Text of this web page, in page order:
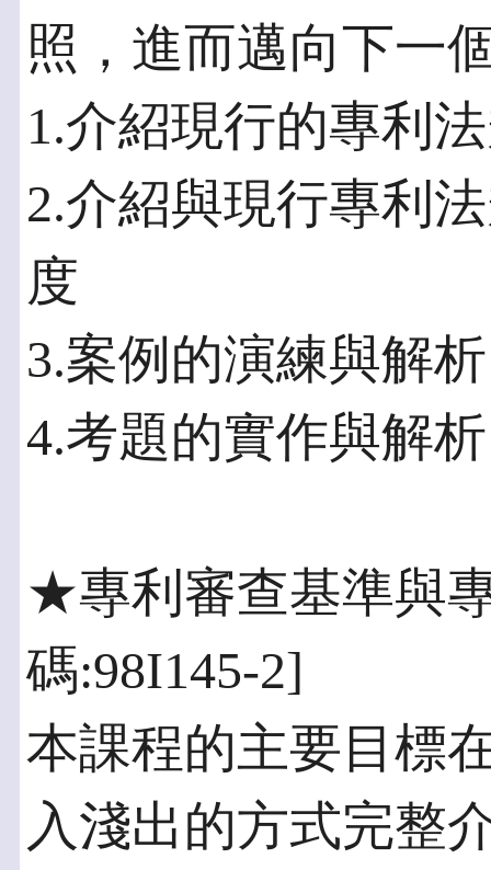
照，進而邁向下一
1.介紹現行的專利
2.介紹與現行專利
度
3.案例的演練與解析
4.考題的實作與解析
★專利審查基準與
碼:98I145-2]
本課程的主要目標
入淺出的方式完整